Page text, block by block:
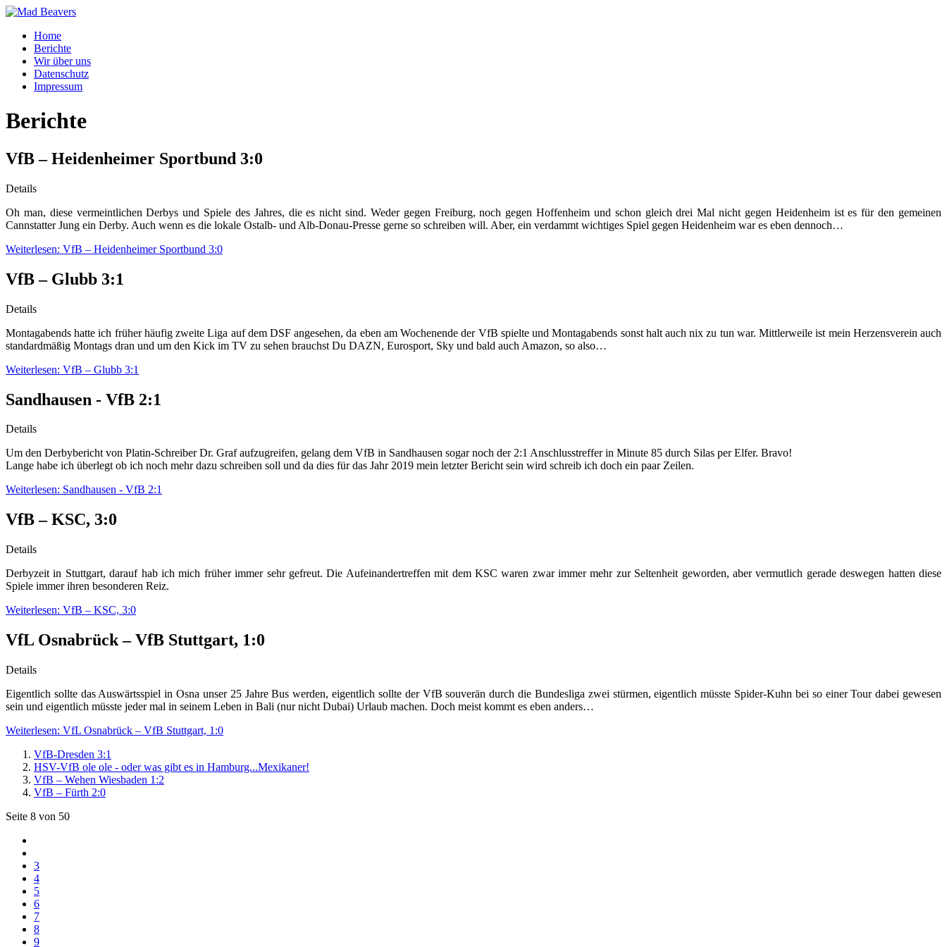
Home
Berichte
Wir über uns
Datenschutz
Impressum
Berichte
VfB – Heidenheimer Sportbund 3:0
Details
Oh man, diese vermeintlichen Derbys und Spiele des Jahres, die es nicht sind. Weder gegen Freiburg, noch gegen Hoffenheim und schon gleich drei Mal nicht gegen Heidenheim ist es für den gemeinen
Cannstatter Jung ein Derby. Auch wenn es die lokale Ostalb- und Alb-Donau-Presse gerne so schreiben will. Aber, ein verdammt wichtiges Spiel gegen Heidenheim war es eben dennoch…
Weiterlesen: VfB – Heidenheimer Sportbund 3:0
VfB – Glubb 3:1
Details
Montagabends hatte ich früher häufig zweite Liga auf dem DSF angesehen, da eben am Wochenende der VfB spielte und Montagabends sonst halt auch nix zu tun war. Mittlerweile ist mein Herzensverein auch
standardmäßig Montags dran und um den Kick im TV zu sehen brauchst Du DAZN, Eurosport, Sky und bald auch Amazon, so also…
Weiterlesen: VfB – Glubb 3:1
Sandhausen - VfB 2:1
Details
Um den Derbybericht von Platin-Schreiber Dr. Graf aufzugreifen, gelang dem VfB in Sandhausen sogar noch der 2:1 Anschlusstreffer in Minute 85 durch Silas per Elfer. Bravo!
Lange habe ich überlegt ob ich noch mehr dazu schreiben soll und da dies für das Jahr 2019 mein letzter Bericht sein wird schreib ich doch ein paar Zeilen.
Weiterlesen: Sandhausen - VfB 2:1
VfB – KSC, 3:0
Details
Derbyzeit in Stuttgart, darauf hab ich mich früher immer sehr gefreut. Die Aufeinandertreffen mit dem KSC waren zwar immer mehr zur Seltenheit geworden, aber vermutlich gerade deswegen hatten diese
Spiele immer ihren besonderen Reiz.
Weiterlesen: VfB – KSC, 3:0
VfL Osnabrück – VfB Stuttgart, 1:0
Details
Eigentlich sollte das Auswärtsspiel in Osna unser 25 Jahre Bus werden, eigentlich sollte der VfB souverän durch die Bundesliga zwei stürmen, eigentlich müsste Spider-Kuhn bei so einer Tour dabei gewesen
sein und eigentlich müsste jeder mal in seinem Leben in Bali (nur nicht Dubai) Urlaub machen. Doch meist kommt es eben anders…
Weiterlesen: VfL Osnabrück – VfB Stuttgart, 1:0
VfB-Dresden 3:1
HSV-VfB ole ole - oder was gibt es in Hamburg...Mexikaner!
VfB – Wehen Wiesbaden 1:2
VfB – Fürth 2:0
Seite 8 von 50
3
4
5
6
7
8
9